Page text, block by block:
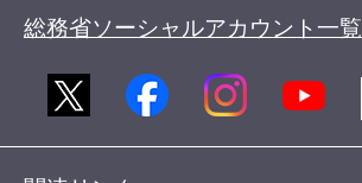
総務省ソーシャルアカウント一覧